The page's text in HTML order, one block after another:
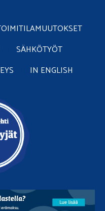
SÄHKÖTYÖT
IN ENGLISH